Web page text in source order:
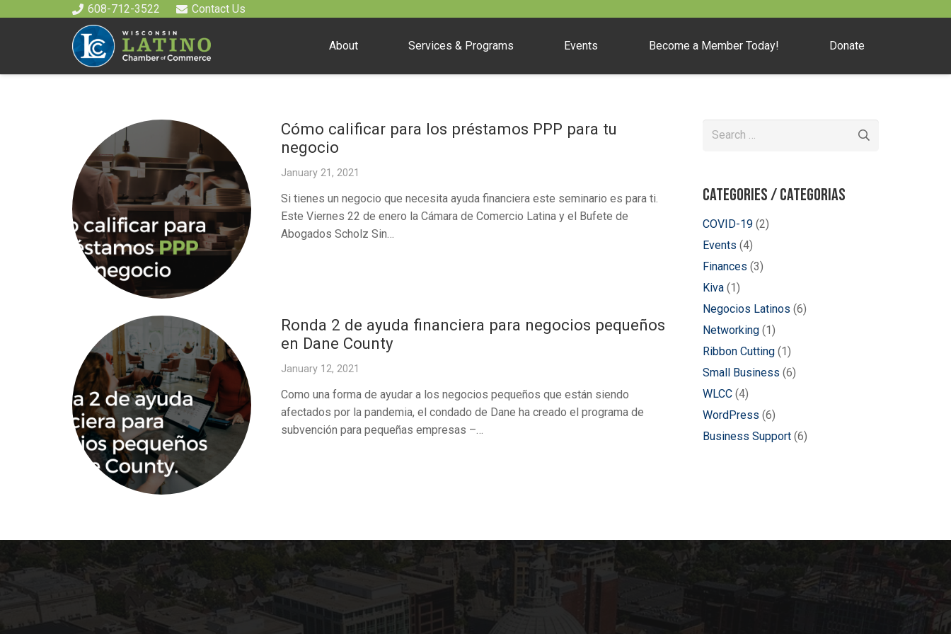
608-712-3522 Contact Us
About Services & Programs Events Become a Member Today! Donate
Cómo calificar para los préstamos PPP para tu
negocio
January 21, 2021
Si tienes un negocio que necesita ayuda financiera este seminario es para ti.
Este Viernes 22 de enero la Cámara de Comercio Latina y el Bufete de
Abogados Scholz Sin…
Ronda 2 de ayuda financiera para negocios pequeños
en Dane County
January 12, 2021
Como una forma de ayudar a los negocios pequeños que están siendo
afectados por la pandemia, el condado de Dane ha creado el programa de
subvención para pequeñas empresas –…
Search
Categories / Categorias
COVID-19 (2)
Events (4)
Finances (3)
Kiva (1)
Negocios Latinos (6)
Networking (1)
Ribbon Cutting (1)
Small Business (6)
WLCC (4)
WordPress (6)
Business Support (6)